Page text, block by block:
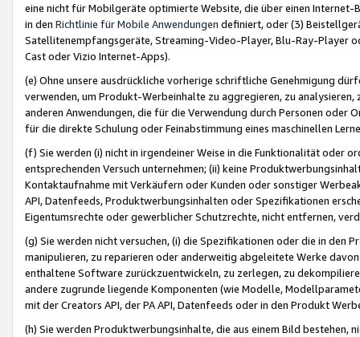
eine nicht für Mobilgeräte optimierte Website, die über einen
in den Richtlinie für Mobile Anwendungen definiert, oder (3)
Satellitenempfangsgeräte, Streaming-Video-Player, Blu-Ray-Player
Cast oder Vizio Internet-Apps).
(e) Ohne unsere ausdrückliche vorherige schriftliche Genehmigung
verwenden, um Produkt-Werbeinhalte zu aggregieren, zu
anderen Anwendungen, die für die Verwendung durch Personen
für die direkte Schulung oder Feinabstimmung eines maschinellen
(f) Sie werden (i) nicht in irgendeiner Weise in die Funktionalität oder
entsprechenden Versuch unternehmen; (ii) keine
Kontaktaufnahme mit Verkäufern oder Kunden oder sonstiger
API, Datenfeeds, Produktwerbungsinhalten oder Spezifikationen
Eigentumsrechte oder gewerblicher Schutzrechte, nicht entfernen,
(g) Sie werden nicht versuchen, (i) die Spezifikationen oder die in
manipulieren, zu reparieren oder anderweitig abgeleitete Werke
enthaltene Software zurückzuentwickeln, zu zerlegen, zu
andere zugrunde liegende Komponenten (wie Modelle,
mit der Creators API, der PA API, Datenfeeds oder in den Produkt
(h) Sie werden Produktwerbungsinhalte, die aus einem Bild bestehen,